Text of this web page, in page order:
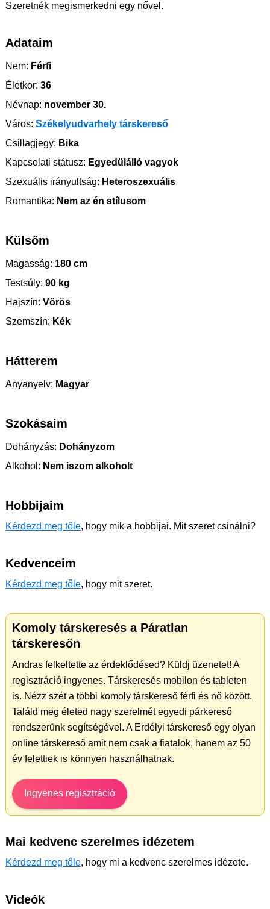
Szeretnék megismerkedni egy nővel.
Adataim
Nem: Férfi
Életkor: 36
Névnap: november 30.
Város: Székelyudvarhely társkereső
Csillagjegy: Bika
Kapcsolati státusz: Egyedülálló vagyok
Szexuális irányultság: Heteroszexuális
Romantika: Nem az én stílusom
Külsőm
Magasság: 180 cm
Testsúly: 90 kg
Hajszín: Vörös
Szemszín: Kék
Hátterem
Anyanyelv: Magyar
Szokásaim
Dohányzás: Dohányzom
Alkohol: Nem iszom alkoholt
Hobbijaim
Kérdezd meg tőle, hogy mik a hobbijai. Mit szeret csinálni?
Kedvenceim
Kérdezd meg tőle, hogy mit szeret.
Komoly társkeresés a Páratlan
társkeresőn
Andras felkeltette az érdeklődésed? Küldj üzenetet! A
regisztráció ingyenes. Társkeresés mobilon és tableten
is. Nézz szét a többi komoly társkereső férfi és nő között.
Találd meg életed nagy szerelmét egyedi párkereső
rendszerünk segítségével. A Erdélyi társkereső egy olyan
online társkereső amit nem csak a fiatalok, hanem az 50
év felettiek is könnyen használhatnak.
Ingyenes regisztráció
Mai kedvenc szerelmes idézetem
Kérdezd meg tőle, hogy mi a kedvenc szerelmes idézete.
Videók